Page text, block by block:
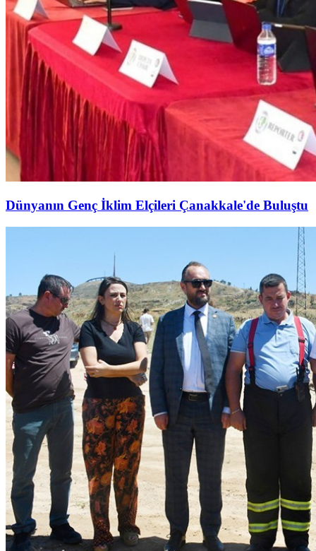
Dünyanın Genç İklim Elçileri Çanakkale'de Buluştu